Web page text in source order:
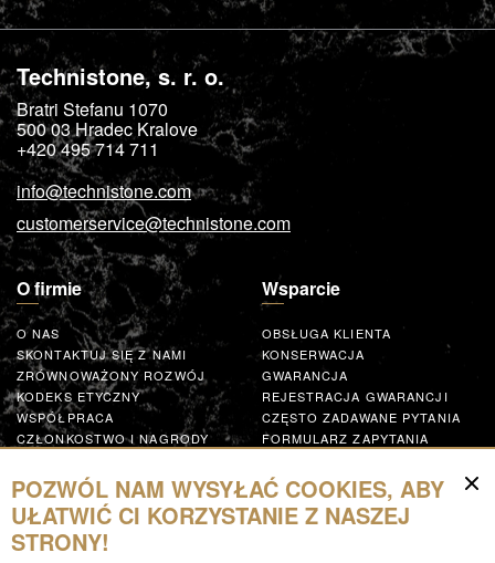
Technistone, s. r. o.
Bratri Stefanu 1070
500 03Hradec Kralove
+420 495 714 711
info@technistone.com
customerservice@technistone.com
O firmie
O NAS
SKONTAKTUJ SIĘ Z NAMI
ZRÓWNOWAŻONY ROZWÓJ
KODEKS ETYCZNY
WSPÓŁPRACA
CZŁONKOSTWO I NAGRODY
CONDUCT
WSPÓŁPRACUJ
Wsparcie
OBSŁUGA KLIENTA
KONSERWACJA
GWARANCJA
REJESTRACJA GWARANCJI
CZĘSTO ZADAWANE PYTANIA
FORMULARZ ZAPYTANIA
Zasoby
POZWÓL NAM WYSYŁAĆ COOKIES, ABY
UŁATWIĆ CI KORZYSTANIE Z NASZEJ
STRONY!